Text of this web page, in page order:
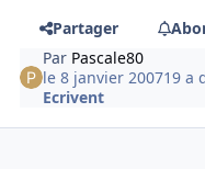
Partager
Par Pascale80
le 8 janvier 200719 a
Ecrivent